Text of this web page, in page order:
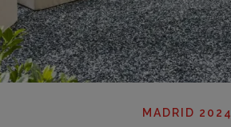
MADRID 2024